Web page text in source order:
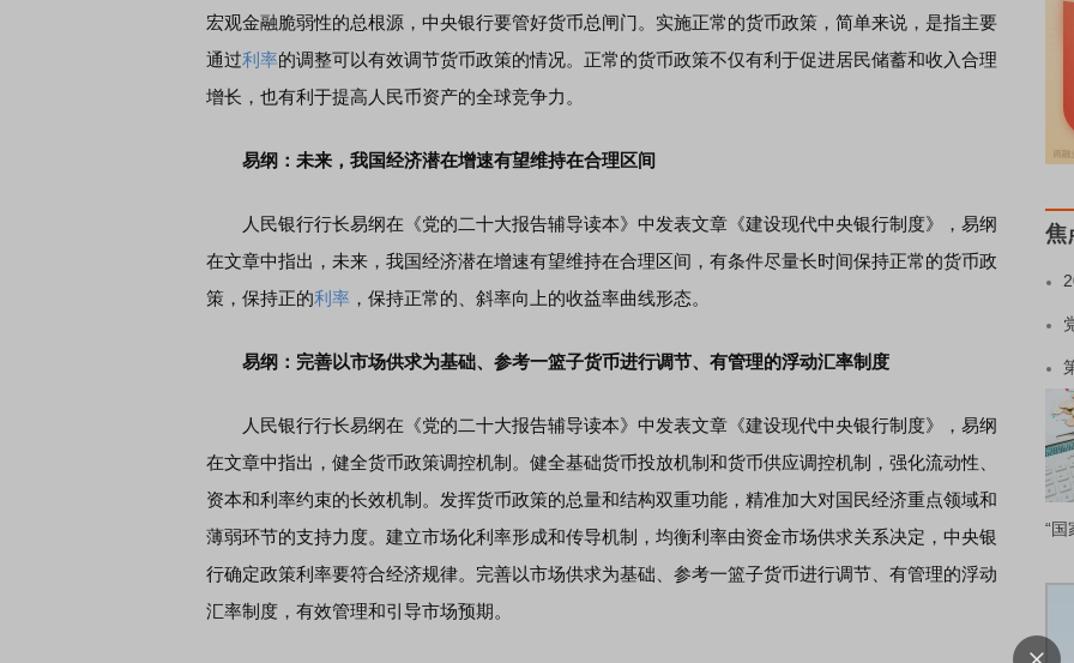
宏观金融脆弱性的总根源，中央银行要管好货币总闸门。实施正常的货币政策，简单来说，是指主要
通过利率的调整可以有效调节货币政策的情况。正常的货币政策不仅有利于促进居民储蓄和收入合理
增长，也有利于提高人民币资产的全球竞争力。
易纲：未来，我国经济潜在增速有望维持在合理区间
人民银行行长易纲在《党的二十大报告辅导读本》中发表文章《建设现代中央银行制度》，易纲
在文章中指出，未来，我国经济潜在增速有望维持在合理区间，有条件尽量长时间保持正常的货币政
策，保持正的利率 ，保持正常的、斜率向上的收益率曲线形态。
易纲：完善以市场供求为基础、参考一篮子货币进行调节、有管理的浮动汇率制度
人民银行行长易纲在《党的二十大报告辅导读本》中发表文章《建设现代中央银行制度》，易纲
在文章中指出，健全货币政策调控机制。健全基础货币投放机制和货币供应调控机制，强化流动性、
资本和利率约束的长效机制。发挥货币政策的总量和结构双重功能，精准加大对国民经济重点领域和
薄弱环节的支持力度。建立市场化利率形成和传导机制，均衡利率由资金市场供求关系决定，中央银
行确定政策利率要符合经济规律。完善以市场供求为基础、参考一篮子货币进行调节、有管理的浮动
汇率制度，有效管理和引导市场预期。
焦
“国